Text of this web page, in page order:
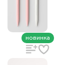
новинка